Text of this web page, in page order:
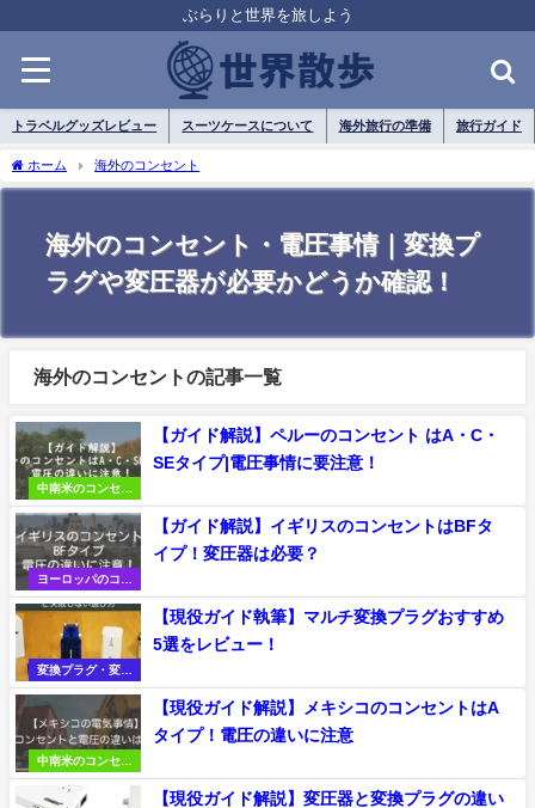
ぶらりと世界を旅しよう
トラベルグッズレビュー スーツケースについて 海外旅行の準備 旅行ガイド
ホーム 海外のコンセント
海外のコンセント・電圧事情｜変換プ
ラグや変圧器が必要かどうか確認！
海外のコンセントの記事一覧
中南米のコンセン
ト・電圧
【ガイド解説】ペルーのコンセント はA・C・
SEタイプ|電圧事情に要注意！
ヨーロッパのコン
セント・電圧
【ガイド解説】イギリスのコンセントはBFタ
イプ！変圧器は必要？
変換プラグ・変圧
器の選び方
【現役ガイド執筆】マルチ変換プラグおすすめ
5選をレビュー！
中南米のコンセン
ト・電圧
【現役ガイド解説】メキシコのコンセントはA
タイプ！電圧の違いに注意
【現役ガイド解説】変圧器と変換プラグの違い